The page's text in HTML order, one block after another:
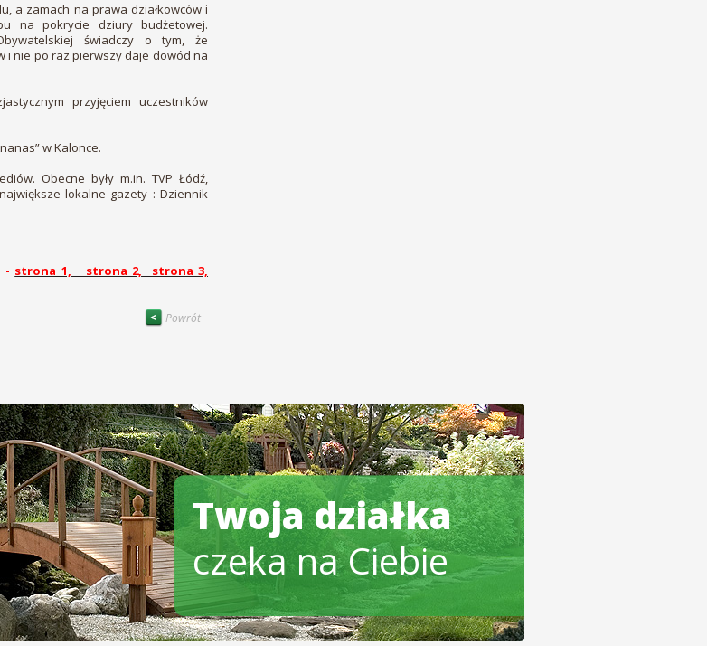
a zamach na prawa działkowców i
na pokrycie dziury budżetowej.
świadczy o tym, że
i nie po raz pierwszy daje dowód na
przyjęciem uczestników
w Kalonce.
Obecne były m.in. TVP Łódź,
lokalne gazety : Dziennik
- strona 1, strona 2, strona 3,
Powrót
Twoja działka
czeka na Ciebie